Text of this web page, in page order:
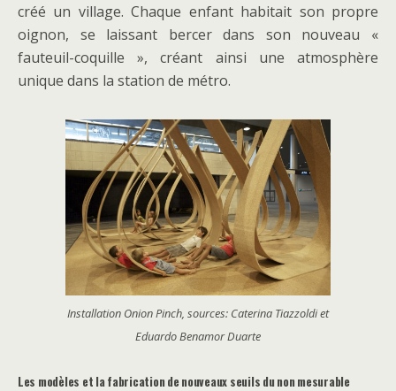
créé un village. Chaque enfant habitait son propre
oignon, se laissant bercer dans son nouveau «
fauteuil-coquille », créant ainsi une atmosphère
unique dans la station de métro.
Installation Onion Pinch, sources: Caterina Tiazzoldi et
Eduardo Benamor Duarte
Les modèles et la fabrication de nouveaux seuils du non mesurable